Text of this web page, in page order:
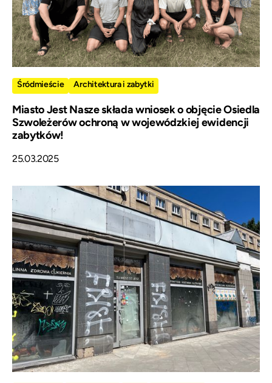
Śródmieście Architektura i zabytki
Miasto Jest Nasze składa wniosek o objęcie Osiedla
Szwoleżerów ochroną w wojewódzkiej ewidencji
zabytków!
25.03.2025